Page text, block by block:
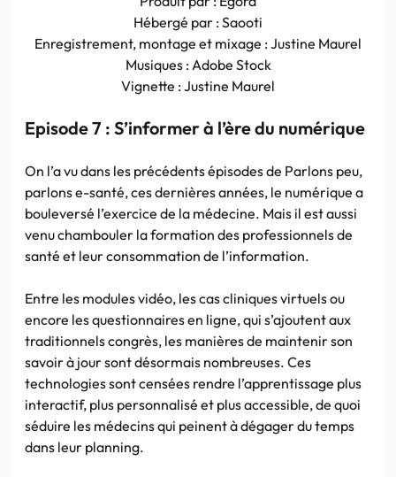
Hébergé par : Saooti
Enregistrement, montage et mixage : Justine Maurel
Musiques : Adobe Stock
Vignette : Justine Maurel
Episode 7 : S’informer à l’ère du numérique
On l’a vu dans les précédents épisodes de Parlons peu,
parlons e-santé, ces dernières années, le numérique a
bouleversé l’exercice de la médecine. Mais il est aussi
venu chambouler la formation des professionnels de
santé et leur consommation de l’information.
Entre les modules vidéo, les cas cliniques virtuels ou
encore les questionnaires en ligne, qui s’ajoutent aux
traditionnels congrès, les manières de maintenir son
savoir à jour sont désormais nombreuses. Ces
technologies sont censées rendre l’apprentissage plus
interactif, plus personnalisé et plus accessible, de quoi
séduire les médecins qui peinent à dégager du temps
dans leur planning.